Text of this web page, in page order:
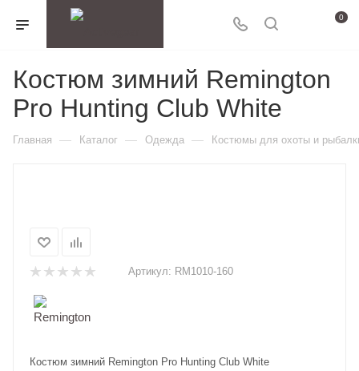
0
Костюм зимний Remington
Pro Hunting Club White
Главная — Каталог — Одежда — Костюмы для охоты и
Артикул: RM1010-160
Костюм зимний Remington Pro Hunting Club White